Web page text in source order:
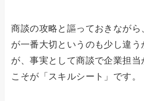
商談の攻略と謳っておきながら
が一番大切というのも少し違う
が、事実として商談で企業担当
こそが「スキルシート」です。